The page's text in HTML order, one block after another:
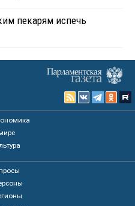
пекарям испечь